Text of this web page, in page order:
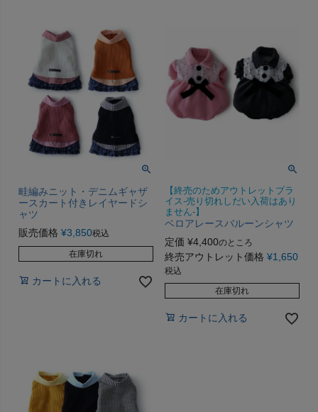
畦編みニット・デニムギャザ
ースカート付きレイヤードシ
ャツ
販売価格 ¥3,850税込
在庫切れ
カートに入れる
【終売のためアウトレットプラ
イス-売り切れしだい入荷はあり
ません-】
ベロアレースバルーンシャツ
定価 ¥4,400のところ
終売アウトレット価格 ¥1,650
税込
在庫切れ
カートに入れる